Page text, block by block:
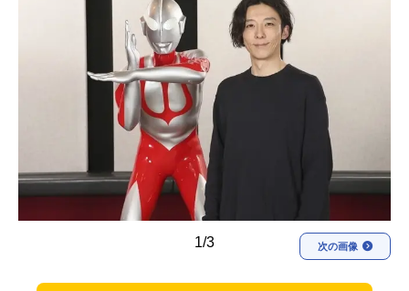
アニメ記事一覧 声優記事一覧
今期アニメ曜日別一覧
春アニメ
1/3 次の画像